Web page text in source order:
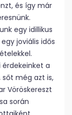
és így már
egy idillikus
joviális idős
érdekeinket a
sőt még azt is,
Vöröskereszt
során